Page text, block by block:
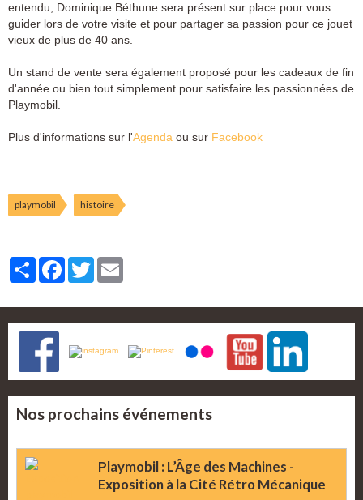
entendu, Dominique Béthune sera présent sur place pour vous
guider lors de votre visite et pour partager sa passion pour ce jouet
vieux de plus de 40 ans.
Un stand de vente sera également proposé pour les cadeaux de fin
d'année ou bien tout simplement pour satisfaire les passionnées de
Playmobil.
Plus d'informations sur l'Agenda ou sur Facebook
playmobil histoire
PartagerFacebook
Twitter
Nos prochains événements
Playmobil : L’Âge des Machines -
Exposition à la Cité Rétro Mécanique